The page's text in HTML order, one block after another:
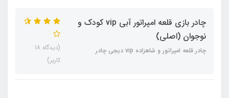
چادر بازی قلعه امپراتور آبی vip کودک و
نوجوان (اصلی)
چادر قلعه امپراتور و شاهزاده vip دیجی چادر
(دیدگاه 18
کاربر)